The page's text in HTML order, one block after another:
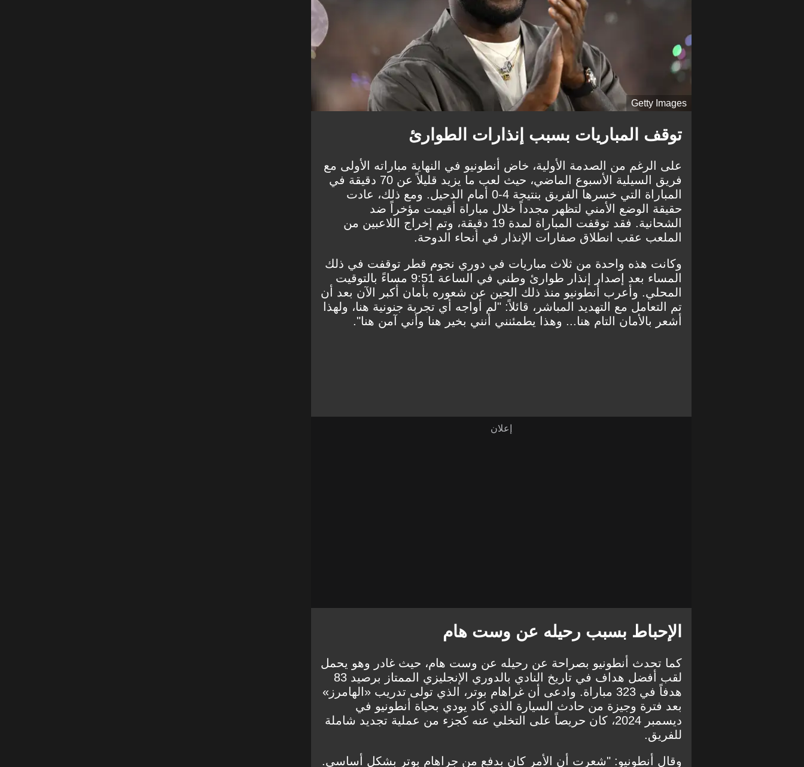
Getty Images
توقف المباريات بسبب إنذارات الطوارئ
على الرغم من الصدمة الأولية، خاض أنطونيو في النهاية مباراته الأولى مع
فريق السيلية الأسبوع الماضي، حيث لعب ما يزيد قليلاً عن 70 دقيقة في
المباراة التي خسرها الفريق بنتيجة 4-0 أمام الدحيل. ومع ذلك، عادت
حقيقة الوضع الأمني لتظهر مجدداً خلال مباراة أقيمت مؤخراً ضد
الشحانية. فقد توقفت المباراة لمدة 19 دقيقة، وتم إخراج اللاعبين من
الملعب عقب انطلاق صفارات الإنذار في أنحاء الدوحة.
وكانت هذه واحدة من ثلاث مباريات في دوري نجوم قطر توقفت في ذلك
المساء بعد إصدار إنذار طوارئ وطني في الساعة 9:51 مساءً بالتوقيت
المحلي. وأعرب أنطونيو منذ ذلك الحين عن شعوره بأمان أكبر الآن بعد أن
تم التعامل مع التهديد المباشر، قائلاً: "لم أواجه أي تجربة جنونية هنا، ولهذا
أشعر بالأمان التام هنا... وهذا يطمئنني أنني بخير هنا وأني آمن هنا".
الإحباط بسبب رحيله عن وست هام
كما تحدث أنطونيو بصراحة عن رحيله عن وست هام، حيث غادر وهو يحمل
لقب أفضل هداف في تاريخ النادي بالدوري الإنجليزي الممتاز برصيد 83
هدفاً في 323 مباراة. وادعى أن غراهام بوتر، الذي تولى تدريب «الهامرز»
بعد فترة وجيزة من حادث السيارة الذي كاد يودي بحياة أنطونيو في
ديسمبر 2024، كان حريصاً على التخلي عنه كجزء من عملية تجديد شاملة
للفريق.
وقال أنطونيو: "شعرت أن الأمر كان بدفع من جراهام بوتر بشكل أساسي.